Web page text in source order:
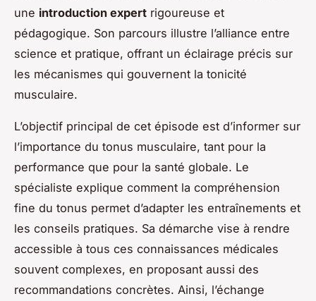
une introduction expert rigoureuse et
pédagogique. Son parcours illustre l’alliance entre
science et pratique, offrant un éclairage précis sur
les mécanismes qui gouvernent la tonicité
musculaire.
L’objectif principal de cet épisode est d’informer sur
l’importance du tonus musculaire, tant pour la
performance que pour la santé globale. Le
spécialiste explique comment la compréhension
fine du tonus permet d’adapter les entraînements et
les conseils pratiques. Sa démarche vise à rendre
accessible à tous ces connaissances médicales
souvent complexes, en proposant aussi des
recommandations concrètes. Ainsi, l’échange